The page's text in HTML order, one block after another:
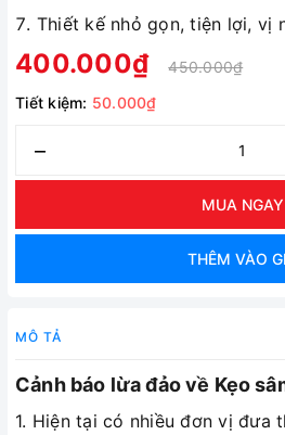
Thiết kế nhỏ gọn, tiện lợi, vị
400.000₫
450.000₫
Tiết kiệm: 50.000₫
–
MUA NGAY
THÊM VÀO
MÔ TẢ
Cảnh báo lừa đảo về Kẹo
1. Hiện tại có nhiều đơn vị đưa